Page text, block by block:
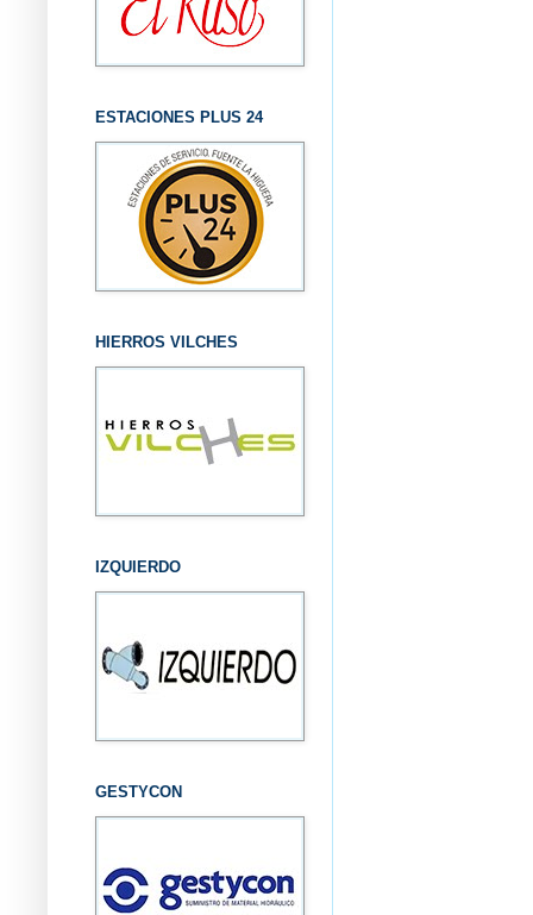
ESTACIONES PLUS 24
HIERROS VILCHES
IZQUIERDO
GESTYCON